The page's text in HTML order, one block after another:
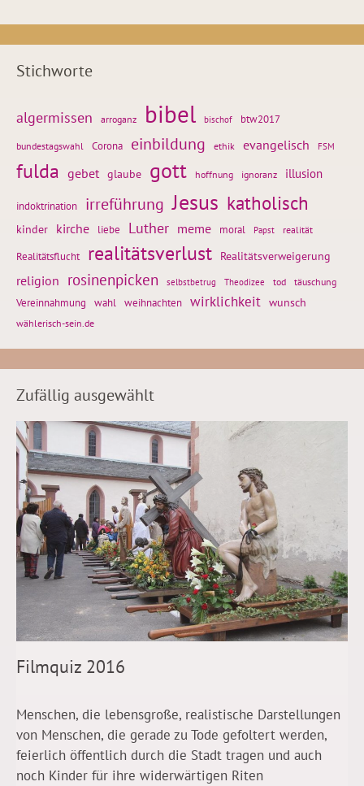
Stichworte
algermissen arroganz bibel bischof btw2017
bundestagswahl Corona einbildung ethik evangelisch FSM
fulda gebet glaube gott hoffnung ignoranz illusion
indoktrination irreführung Jesus katholisch
kinder kirche liebe Luther meme moral Papst realität
Realitätsflucht realitätsverlust Realitätsverweigerung
religion rosinenpicken selbstbetrug Theodizee tod täuschung
Vereinnahmung wahl weihnachten wirklichkeit wunsch
wählerisch-sein.de
Zufällig ausgewählt
Filmquiz 2016
Menschen, die lebensgroße, realistische Darstellungen
von Menschen, die gerade zu Tode gefoltert werden,
feierlich öffentlich durch die Stadt tragen und auch
noch Kinder für ihre widerwärtigen Riten